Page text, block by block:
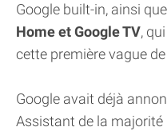
Google built-in, ainsi
Home et Google TV,
cette première vague
Google avait déjà
Assistant de la